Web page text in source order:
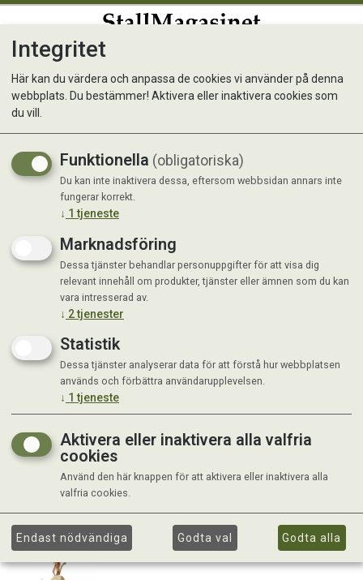
Leksak katt Natural
Fisk/Boll
Integritet
Här kan du värdera och anpassa de cookies vi använder på denna
webbplats. Du bestämmer! Aktivera eller inaktivera cookies som
du vill.
Funktionella (obligatoriska)
Du kan inte inaktivera dessa, eftersom webbsidan annars inte
fungerar korrekt.
↓ 1 tjeneste
Marknadsföring
Dessa tjänster behandlar personuppgifter för att visa dig
relevant innehåll om produkter, tjänster eller ämnen som du kan
vara intresserad av.
↓ 2tjenester
Statistik
Dessa tjänster analyserar data för att förstå hur webbplatsen
används och förbättra användarupplevelsen.
↓ 1 tjeneste
Aktivera eller inaktivera alla valfria
cookies
Använd den här knappen för att aktivera eller inaktivera alla
valfria cookies.
Endast nödvändiga Godta val Godta alla